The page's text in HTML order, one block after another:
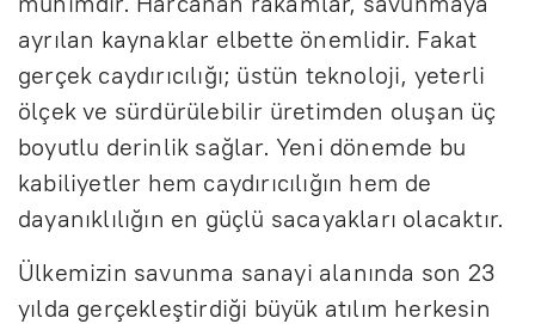
ayrılan kaynaklar elbette önemlidir. Fakat
gerçek caydırıcılığı; üstün teknoloji, yeterli
ölçek ve sürdürülebilir üretimden oluşan üç
boyutlu derinlik sağlar. Yeni dönemde bu
kabiliyetler hem caydırıcılığın hem de
dayanıklılığın en güçlü sacayakları olacaktır.
Ülkemizin savunma sanayi alanında son 23
yılda gerçekleştirdiği büyük atılım herkesin